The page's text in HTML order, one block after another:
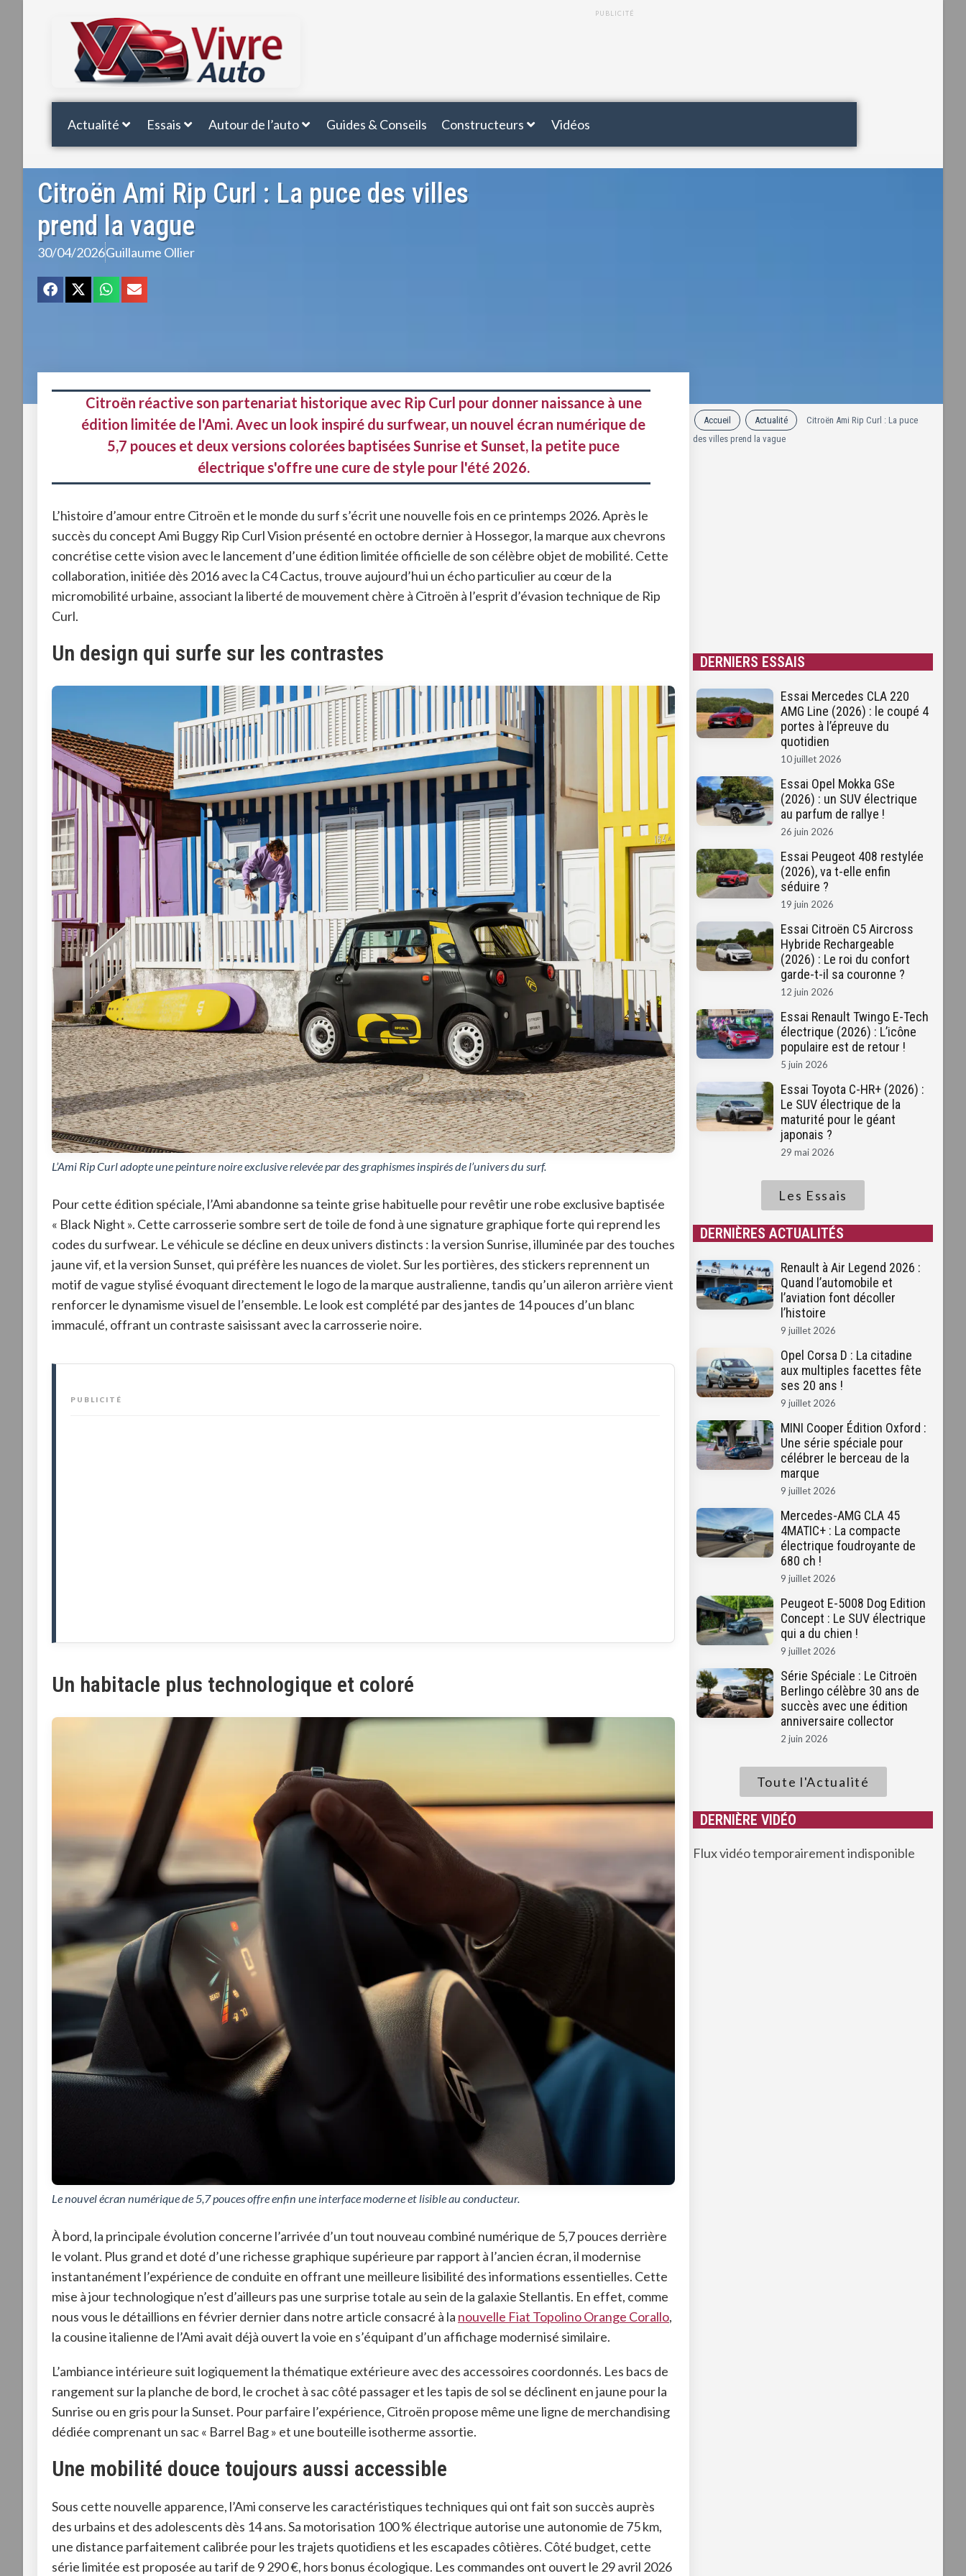
PUBLICITÉ
Actualité Essais Autour de l’auto Guides & Conseils Constructeurs Vidéos
Citroën Ami Rip Curl : La puce des villes
prend la vague
30/04/2026Guillaume Ollier
Citroën réactive son partenariat historique avec Rip Curl pour donner naissance à une
édition limitée de l'Ami. Avec un look inspiré du surfwear, un nouvel écran numérique de
5,7 pouces et deux versions colorées baptisées Sunrise et Sunset, la petite puce
électrique s'offre une cure de style pour l'été 2026.
L’histoire d’amour entre Citroën et le monde du surf s’écrit une nouvelle fois en ce printemps 2026. Après le
succès du concept Ami Buggy Rip Curl Vision présenté en octobre dernier à Hossegor, la marque aux chevrons
concrétise cette vision avec le lancement d’une édition limitée officielle de son célèbre objet de mobilité. Cette
collaboration, initiée dès 2016 avec la C4 Cactus, trouve aujourd’hui un écho particulier au cœur de la
micromobilité urbaine, associant la liberté de mouvement chère à Citroën à l’esprit d’évasion technique de Rip
Curl.
Un design qui surfe sur les contrastes
L’Ami Rip Curl adopte une peinture noire exclusive relevée par des graphismes inspirés de l’univers du surf.
Pour cette édition spéciale, l’Ami abandonne sa teinte grise habituelle pour revêtir une robe exclusive baptisée
« Black Night ». Cette carrosserie sombre sert de toile de fond à une signature graphique forte qui reprend les
codes du surfwear. Le véhicule se décline en deux univers distincts : la version Sunrise, illuminée par des touches
jaune vif, et la version Sunset, qui préfère les nuances de violet. Sur les portières, des stickers reprennent un
motif de vague stylisé évoquant directement le logo de la marque australienne, tandis qu’un aileron arrière vient
renforcer le dynamisme visuel de l’ensemble. Le look est complété par des jantes de 14 pouces d’un blanc
immaculé, offrant un contraste saisissant avec la carrosserie noire.
Un habitacle plus technologique et coloré
Le nouvel écran numérique de 5,7 pouces offre enfin une interface moderne et lisible au conducteur.
À bord, la principale évolution concerne l’arrivée d’un tout nouveau combiné numérique de 5,7 pouces derrière
le volant. Plus grand et doté d’une richesse graphique supérieure par rapport à l’ancien écran, il modernise
instantanément l’expérience de conduite en offrant une meilleure lisibilité des informations essentielles. Cette
mise à jour technologique n’est d’ailleurs pas une surprise totale au sein de la galaxie Stellantis. En effet, comme
nous vous le détaillions en février dernier dans notre article consacré à la nouvelle Fiat Topolino Orange Corallo,
la cousine italienne de l’Ami avait déjà ouvert la voie en s’équipant d’un affichage modernisé similaire.
L’ambiance intérieure suit logiquement la thématique extérieure avec des accessoires coordonnés. Les bacs de
rangement sur la planche de bord, le crochet à sac côté passager et les tapis de sol se déclinent en jaune pour la
Sunrise ou en gris pour la Sunset. Pour parfaire l’expérience, Citroën propose même une ligne de merchandising
dédiée comprenant un sac « Barrel Bag » et une bouteille isotherme assortie.
Une mobilité douce toujours aussi accessible
Sous cette nouvelle apparence, l’Ami conserve les caractéristiques techniques qui ont fait son succès auprès
des urbains et des adolescents dès 14 ans. Sa motorisation 100 % électrique autorise une autonomie de 75 km,
une distance parfaitement calibrée pour les trajets quotidiens et les escapades côtières. Côté budget, cette
série limitée est proposée au tarif de 9 290 €, hors bonus écologique. Les commandes ont ouvert le 29 avril 2026
Accueil Actualité
Citroën Ami Rip Curl : La puce
des villes prend la vague
DERNIERS ESSAIS
Essai Mercedes CLA 220
AMG Line (2026) : le coupé 4
portes à l’épreuve du
quotidien
10 juillet 2026
Essai Opel Mokka GSe
(2026) : un SUV électrique
au parfum de rallye !
26 juin 2026
Essai Peugeot 408 restylée
(2026), va t-elle enfin
séduire ?
19 juin 2026
Essai Citroën C5 Aircross
Hybride Rechargeable
(2026) : Le roi du confort
garde-t-il sa couronne ?
12 juin 2026
Essai Renault Twingo E-Tech
électrique (2026) : L’icône
populaire est de retour !
5 juin 2026
Essai Toyota C-HR+ (2026) :
Le SUV électrique de la
maturité pour le géant
japonais ?
29 mai 2026
Les Essais
DERNIÈRES ACTUALITÉS
Renault à Air Legend 2026 :
Quand l’automobile et
l’aviation font décoller
l’histoire
9 juillet 2026
Opel Corsa D : La citadine
aux multiples facettes fête
ses 20 ans !
9 juillet 2026
MINI Cooper Édition Oxford :
Une série spéciale pour
célébrer le berceau de la
marque
9 juillet 2026
Mercedes-AMG CLA 45
4MATIC+ : La compacte
électrique foudroyante de
680 ch !
9 juillet 2026
Peugeot E-5008 Dog Edition
Concept : Le SUV électrique
qui a du chien !
9 juillet 2026
Série Spéciale : Le Citroën
Berlingo célèbre 30 ans de
succès avec une édition
anniversaire collector
2 juin 2026
Toute l'Actualité
DERNIÈRE VIDÉO
Flux vidéo temporairement indisponible